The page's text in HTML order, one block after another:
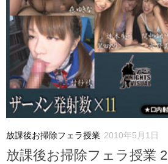
放課後お掃除フェラ授業 2010年5月1日
放課後お掃除フェラ授業 2